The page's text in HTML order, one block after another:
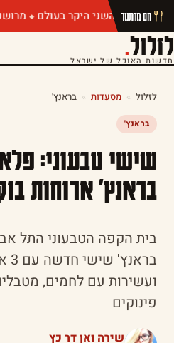
מרושפלד חם מהתנור
לזלול.
חדשות האוכל של ישראל
לזלול » מסעדות » בראנץ'
בראנץ'
בראנץ' ארוחות
בית הקפה הטבעוני התל
ועשירות עם לחמים,
פינוקים
שירה ואן דר כץ